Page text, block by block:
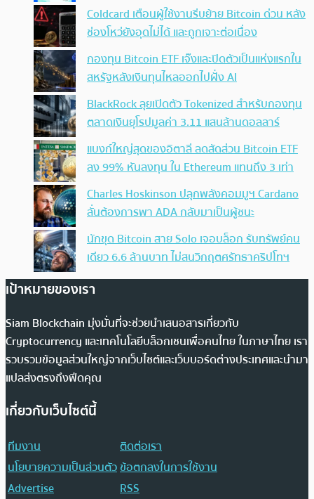
Coldcard เตือนผู้ใช้งานรีบย้าย Bitcoin ด่วน หลัง
ช่องโหว่ยังอุดไม่ได้ และถูกเจาะต่อเนื่อง
กองทุน Bitcoin ETF เจ๊งและปิดตัวเป็นแห่งแรกใน
สหรัฐหลังเงินทุนไหลออกไปฝั่ง AI
BlackRock ลุยเปิดตัว Tokenized สำหรับกองทุน
ตลาดเงินยุโรปมูลค่า 3.11 แสนล้านดอลลาร์
แบงก์ใหญ่สุดของอิตาลี ลดสัดส่วน Bitcoin ETF
ลง 99% หันลงทุน ใน Ethereum แทนถึง 3 เท่า
Charles Hoskinson ปลุกพลังคอมมูฯ Cardano
ลั่นต้องการพา ADA กลับมาเป็นผู้ชนะ
นักขุด Bitcoin สาย Solo เจอบล็อก รับทรัพย์คน
เดียว 6.6 ล้านบาท ไม่สนวิกฤตศรัทธาคริปโทฯ
เป้าหมายของเรา
Siam Blockchain มุ่งมั่นที่จะช่วยนำเสนอสารเกี่ยวกับ
Cryptocurrency และเทคโนโลยีบล็อกเชนเพื่อคนไทย ในภาษาไทย เรา
รวบรวมข้อมูลส่วนใหญ่จากเว็บไซต์และเว็บบอร์ดต่างประเทศและนำมา
แปลส่งตรงถึงฟีดคุณ
เกี่ยวกับเว็บไซต์นี้
ทีมงาน
ติดต่อเรา
นโยบายความเป็นส่วนตัวข้อตกลงในการใช้งาน
Advertise
RSS